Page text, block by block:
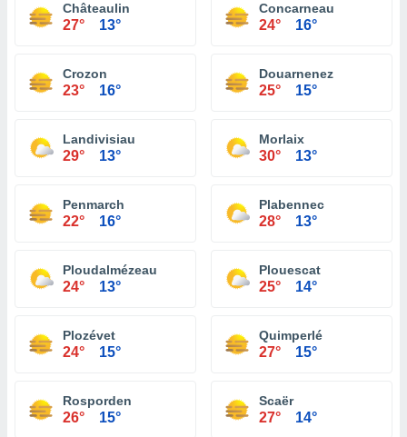
Châteaulin
27° 13°
Concarneau
24° 16°
Crozon
23° 16°
Douarnenez
25° 15°
Landivisiau
29° 13°
Morlaix
30° 13°
Penmarch
22° 16°
Plabennec
28° 13°
Ploudalmézeau
24° 13°
Plouescat
25° 14°
Plozévet
24° 15°
Quimperlé
27° 15°
Rosporden
26° 15°
Scaër
27° 14°